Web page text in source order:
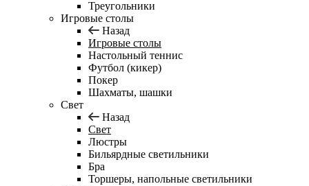
Треугольники
Игровые столы
Назад
Игровые столы
Настольный теннис
Футбол (кикер)
Покер
Шахматы, шашки
Свет
Назад
Свет
Люстры
Бильярдные светильники
Бра
Торшеры, напольные светильники